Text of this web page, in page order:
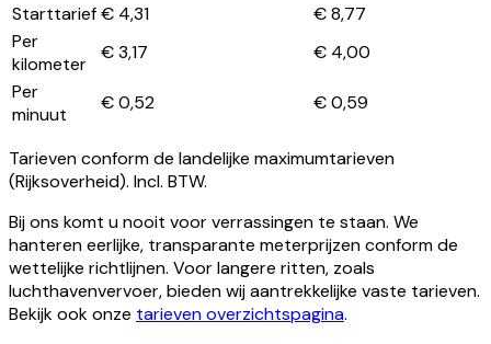
Starttarief€ 4,31
€ 8,77
Per
kilometer
€ 3,17
€ 4,00
Per
minuut
€ 0,52 € 0,59
Tarieven conform de landelijke maximumtarieven
(Rijksoverheid). Incl. BTW.
Bij ons komt u nooit voor verrassingen te staan. We
hanteren eerlijke, transparante meterprijzen conform de
wettelijke richtlijnen. Voor langere ritten, zoals
luchthavenvervoer, bieden wij aantrekkelijke vaste tarieven.
Bekijk ook onze tarieven overzichtspagina.